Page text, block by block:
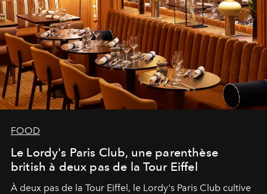
FOOD
Le Lordy's Paris Club, une parenthèse
british à deux pas de la Tour Eiffel
À deux pas de la Tour Eiffel, le Lordy's Paris Club cultive